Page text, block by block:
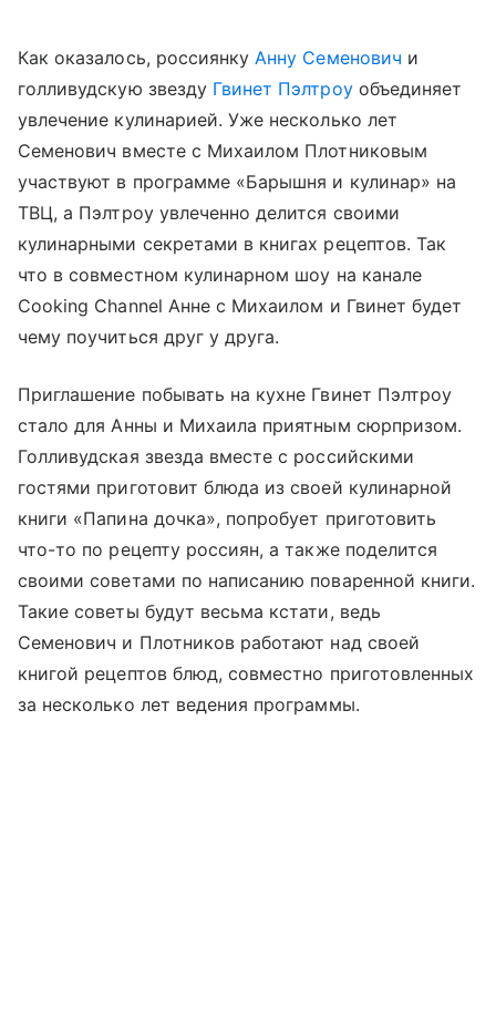
Как оказалось, россиянкуАнну Семенович и
голливудскую звезду Гвинет Пэлтроуобъединяет
увлечение кулинарией. Уже несколько лет
Семенович вместе с Михаилом Плотниковым
участвуют в программе «Барышня и кулинар» на
ТВЦ, а Пэлтроу увлеченно делится своими
кулинарными секретами в книгах рецептов. Так
что в совместном кулинарном шоу на канале
Cooking Channel Анне с Михаилом и Гвинет будет
чему поучиться друг у друга.
Приглашение побывать на кухне Гвинет Пэлтроу
стало для Анны и Михаила приятным сюрпризом.
Голливудская звезда вместе с российскими
гостями приготовит блюда из своей кулинарной
книги «Папина дочка», попробует приготовить
что-то по рецепту россиян, а также поделится
своими советами по написанию поваренной книги.
Такие советы будут весьма кстати, ведь
Семенович и Плотников работают над своей
книгой рецептов блюд, совместно приготовленных
за несколько лет ведения программы.